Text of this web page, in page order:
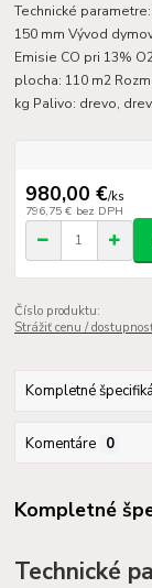
Technické
150 mm Vývod
Emisie CO pri 13%
plocha: 110 m2
kg Palivo: drevo,
980,00 €/ks
796,75 € bez DPH
Číslo produktu:
Strážiť cenu /
Kompletné
Komentáre 0
Kompletné
Technické